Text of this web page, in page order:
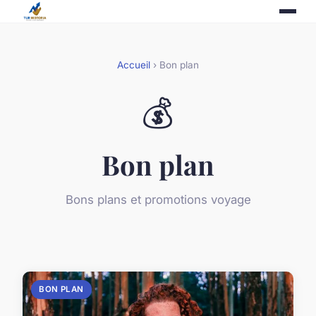
Accueil › Bon plan
💰
Bon plan
Bons plans et promotions voyage
BON PLAN